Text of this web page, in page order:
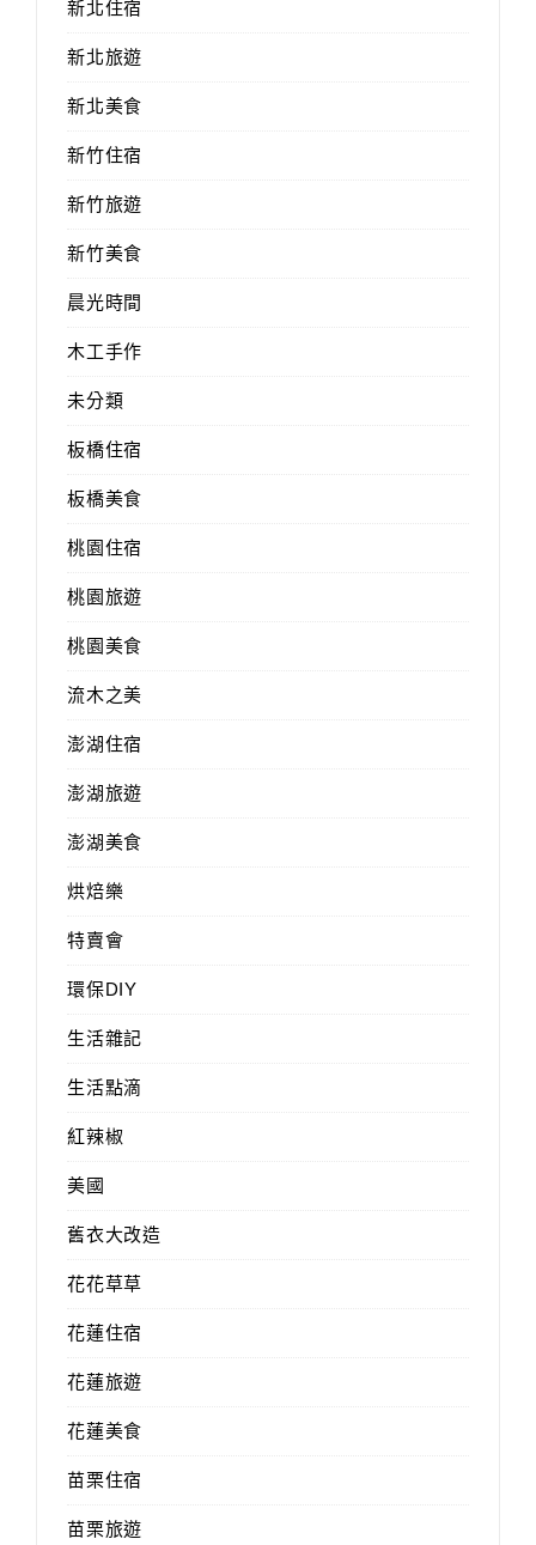
新北住宿
新北旅遊
新北美食
新竹住宿
新竹旅遊
新竹美食
晨光時間
木工手作
未分類
板橋住宿
板橋美食
桃園住宿
桃園旅遊
桃園美食
流木之美
澎湖住宿
澎湖旅遊
澎湖美食
烘焙樂
特賣會
環保DIY
生活雜記
生活點滴
紅辣椒
美國
舊衣大改造
花花草草
花蓮住宿
花蓮旅遊
花蓮美食
苗栗住宿
苗栗旅遊